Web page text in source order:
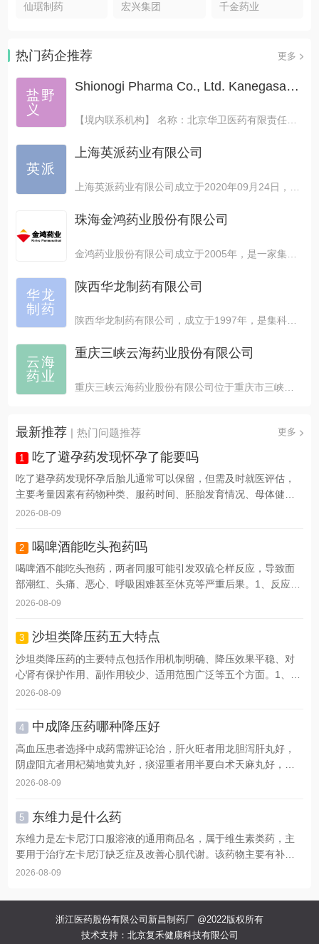
仙琚制药 宏兴集团 千金药业
热门药企推荐 更多
盐野
义
Shionogi Pharma Co., Ltd. Kanegasaki Plant
【境内联系机构】 名称：北京华卫医药有限责任公司 ...
英派
上海英派药业有限公司
珠海金鸿药业股份有限公司
华龙
制药
陕西华龙制药有限公司
陕西华龙制药有限公司，成立于1997年，是集科研，生产...
云海
药业
重庆三峡云海药业股份有限公司
最新推荐 | 热门问题推荐 更多
1 吃了避孕药发现怀孕了能要吗
吃了避孕药发现怀孕后胎儿通常可以保留，但需及时就医评估，
主要考量因素有药物种类、服药时间、胚胎发育情况、母体健康
状...
2026-08-09
2 喝啤酒能吃头孢药吗
喝啤酒不能吃头孢药，两者同服可能引发双硫仑样反应，导致面
部潮红、头痛、恶心、呼吸困难甚至休克等严重后果。1、反应
机...
2026-08-09
3 沙坦类降压药五大特点
沙坦类降压药的主要特点包括作用机制明确、降压效果平稳、对
心肾有保护作用、副作用较少、适用范围广泛等五个方面。1、
作...
2026-08-09
4 中成降压药哪种降压好
高血压患者选择中成药需辨证论治，肝火旺者用龙胆泻肝丸好，
阴虚阳亢者用杞菊地黄丸好，痰湿重者用半夏白术天麻丸好，血
瘀...
2026-08-09
5 东维力是什么药
东维力是左卡尼汀口服溶液的通用商品名，属于维生素类药，主
要用于治疗左卡尼汀缺乏症及改善心肌代谢。该药物主要有补充
内...
2026-08-09
浙江医药股份有限公司新昌制药厂 @2022版权所有
技术支持：北京复禾健康科技有限公司